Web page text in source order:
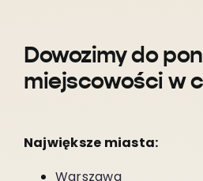
Dowozimy do
miejscowości w
Największe miasta:
Warszawa